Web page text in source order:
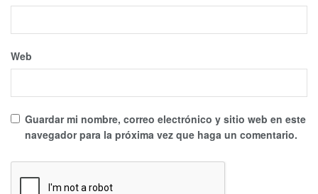
Web
Guardar mi nombre, correo electrónico y sitio web en este
navegador para la próxima vez que haga un comentario.